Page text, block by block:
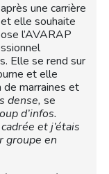
une carrière
elle souhaite
l’AVARAP
Elle se rend sur
et elle
marraines et
dense, se
d’infos.
et j’étais
groupe en